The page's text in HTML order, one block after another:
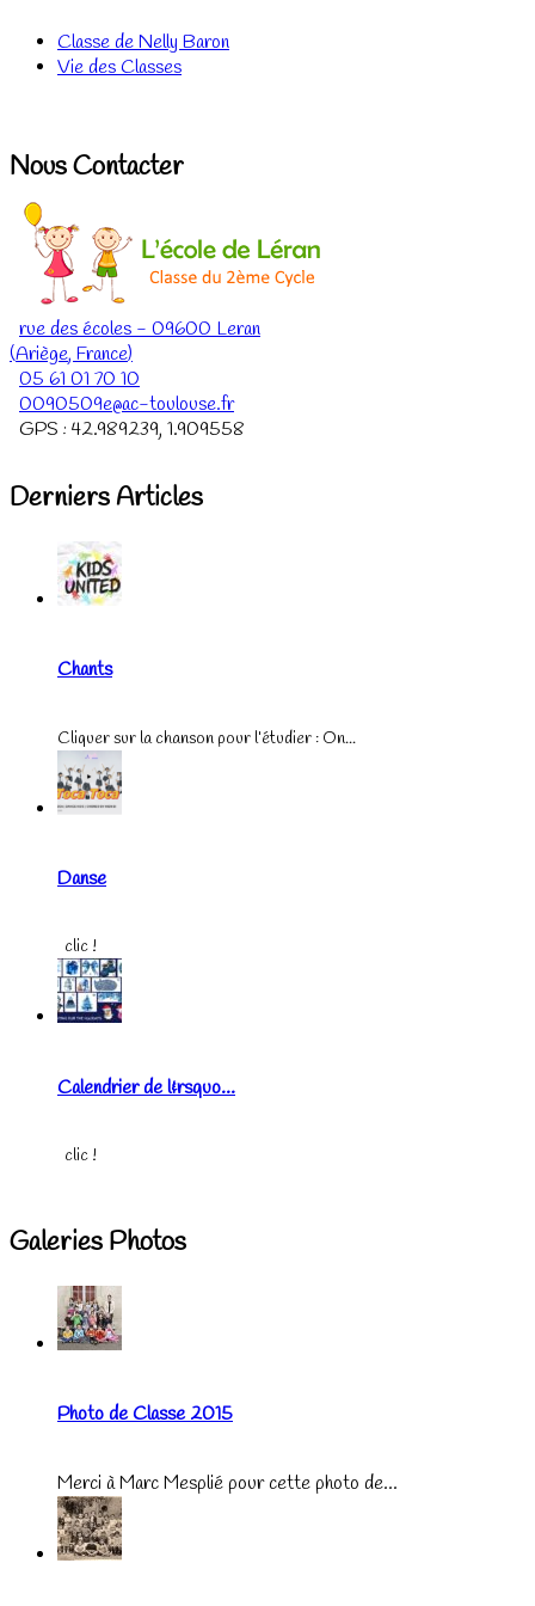
Classe de Nelly Baron
Vie des Classes
Nous Contacter
rue des écoles - 09600 Leran
(Ariège, France)
05 61 01 70 10
0090509e@ac-toulouse.fr
GPS : 42.989239, 1.909558
Derniers Articles
Chants
Cliquer sur la chanson pour l’étudier : On...
Danse
clic !
Calendrier de l&rsquo...
clic !
Galeries Photos
Photo de Classe 2015
Merci à Marc Mesplié pour cette photo de...